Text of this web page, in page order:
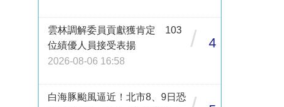
雲林調解委員貢獻獲肯定 103
位績優人員接受表揚
2026-08-06 16:58
/ 4
白海豚颱風逼近！北市8、9日恐